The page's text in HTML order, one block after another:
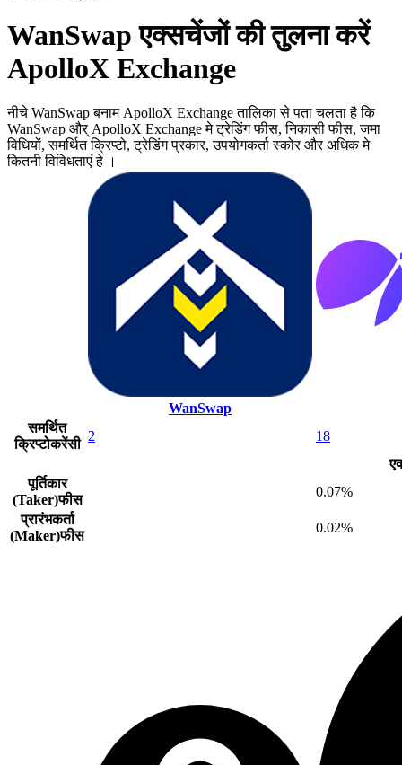
WanSwap एक्सचेंजों की तुलना करें
ApolloX Exchange
नीचे WanSwap बनाम ApolloX Exchange तालिका से पता चलता है कि
WanSwap और् ApolloX Exchange मे ट्रेडिंग फीस, निकासी फीस, जमा
विधियों, समर्थित क्रिप्टो, ट्रेडिंग प्रकार, उपयोगकर्ता स्कोर और अधिक मे
कितनी विविधताएं हे ।
WanSwap
समर्थित
क्रिप्टोकरेंसी
2
18
पूर्तिकार
(Taker)फीस
0.07%
प्रारंभकर्ता
(Maker)फीस
0.02%